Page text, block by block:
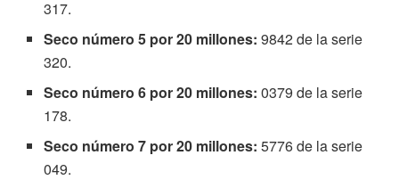
317.
Seco número 5 por 20 millones:9842 de la serie
320.
Seco número 6 por 20 millones:0379 de la serie
178.
Seco número 7 por 20 millones:5776 de la serie
049.